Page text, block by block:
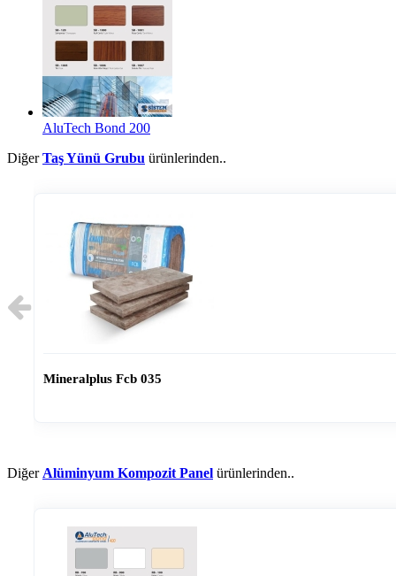
AluTech Bond 200
DiğerTaş Yünü Grubu ürünlerinden..
Mineralplus Fcb 035
Diğer Alüminyum Kompozit Panel ürünlerinden..